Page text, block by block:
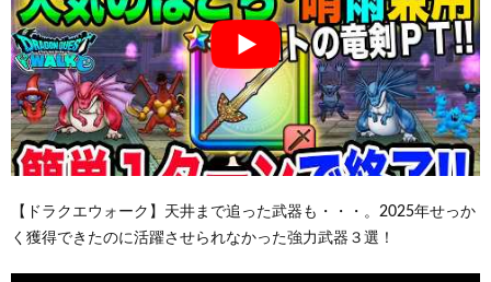
【ドラクエウォーク】天井まで追った武器も・・・。2025年せっか
く獲得できたのに活躍させられなかった強力武器３選！